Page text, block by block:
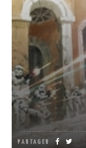
PARTAGER